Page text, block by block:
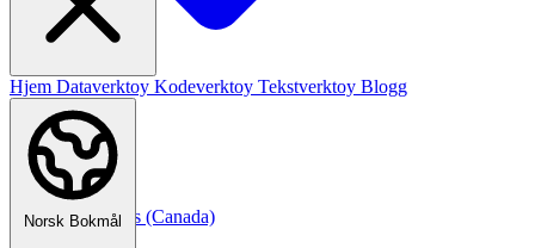
Norsk Bokmål
Français
FrançaisFrançais (Canada)
Hjem Dataverktoy Kodeverktoy Tekstverktoy Blogg
Norsk Bokmål